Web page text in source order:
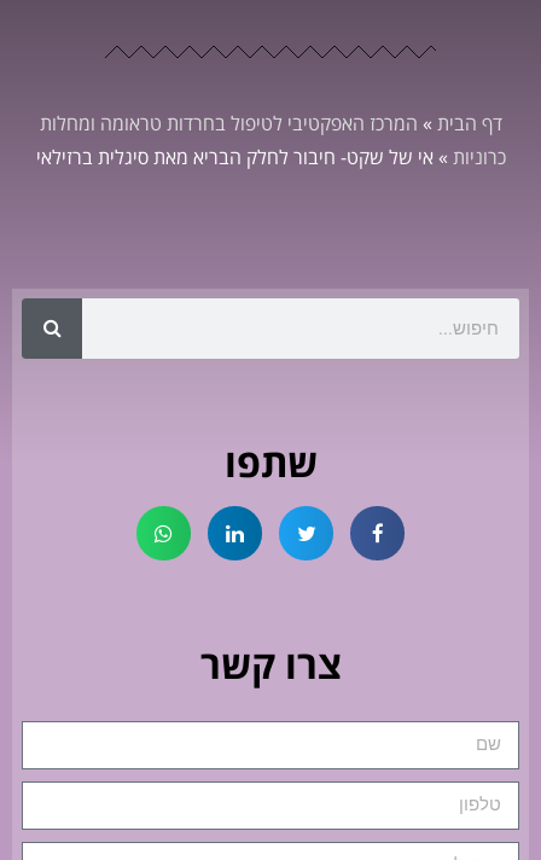
שתפו
צרו קשר
דף הבית » המרכז האפקטיבי לטיפול בחרדות טראומה ומחלות
כרוניות »אי של שקט- חיבור לחלק הבריא מאת סיגלית ברזילאי